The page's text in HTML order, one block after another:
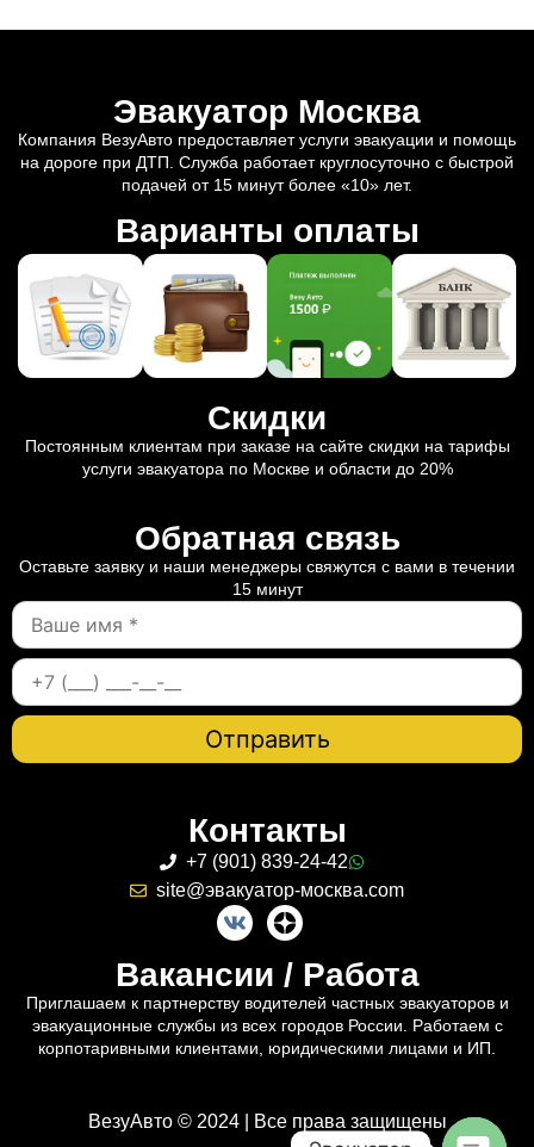
Эвакуатор Москва
Компания ВезуАвто предоставляет услуги эвакуации и помощь
на дороге при ДТП. Служба работает круглосуточно с быстрой
подачей от 15 минут более «10» лет.
Варианты оплаты
Скидки
Постоянным клиентам при заказе на сайте скидки на тарифы
услуги эвакуатора по Москве и области до 20%
Обратная связь
Оставьте заявку и наши менеджеры свяжутся с вами в течении
15 минут
Контакты
+7 (901) 839-24-42
site@эвакуатор-москва.com
Вакансии / Работа
Приглашаем к партнерству водителей частных эвакуаторов и
эвакуационные службы из всех городов России. Работаем с
корпотаривными клиентами, юридическими лицами и ИП.
ВезуАвто © 2024 | Все права защищены